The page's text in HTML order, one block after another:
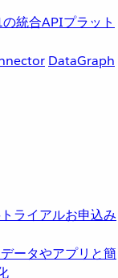
統合APIプラット
DataGraph
ライアルお申込み
データやアプリと簡